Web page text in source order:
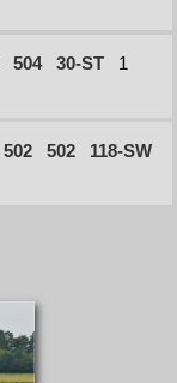
504 30-ST
1
502 502
118-SW